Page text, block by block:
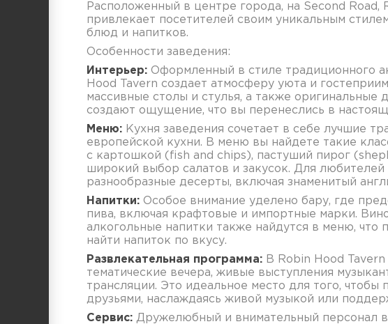
Расположенный в центре города, на Second Road,
привлекает посетителей своим уникальным
блюд и напитков.
Особенности заведения:
Интерьер: Оформленный в стиле традиционного
Hood Tavern создает атмосферу уюта и
массивные столы и стулья, а также оригинальные
создают ощущение, что вы перенеслись в
Меню: Кухня заведения сочетает в себе лучшие
европейской кухни. В меню вы найдете такие
с картошкой (fish and chips), пастуший пирог
широкий выбор салатов и закусок. Для любителей
разнообразные десерты, включая знаменитый
Напитки: Особое внимание уделено бару, где
пива, включая крафтовые и импортные марки.
алкогольные напитки также найдутся в меню, что
найти напиток по вкусу.
Развлекательная программа: В Robin Hood
тематические вечера, живые выступления
трансляции. Это идеальное место для того, чтобы
друзьями, наслаждаясь живой музыкой или
Сервис: Дружелюбный и внимательный персонал